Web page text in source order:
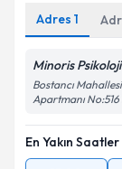
Adres 1
Minoris Psikoloji
Bostancı
Apartmanı
En Yakın Saatler